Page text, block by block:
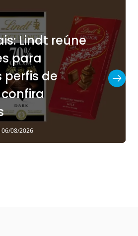
Lindt reúne
para
perfis de
06/08/2026